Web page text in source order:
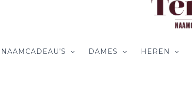
NAAMCADEAU’S DAMES HEREN